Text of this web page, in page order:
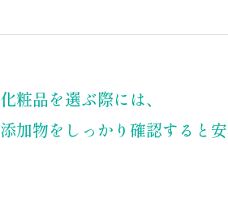
化粧品を選ぶ際には、
添加物をしっかり確認すると